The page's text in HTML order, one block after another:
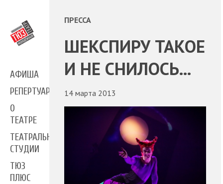
АФИША
РЕПЕРТУАР
О
ТЕАТРЕ
ТЕАТРАЛЬНЫЕ
СТУДИИ
ТЮЗ
ПЛЮС
ПРЕССА
ШЕКСПИРУ ТАКОЕ
И НЕ СНИЛОСЬ...
14 марта 2013